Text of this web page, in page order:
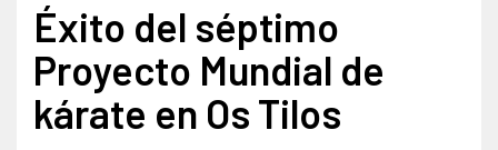
Éxito del séptimo
Proyecto Mundial de
kárate en Os Tilos